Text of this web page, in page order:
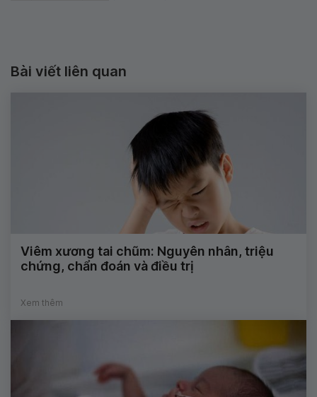
Bài viết liên quan
Viêm xương tai chũm: Nguyên nhân, triệu
chứng, chẩn đoán và điều trị
Xem thêm